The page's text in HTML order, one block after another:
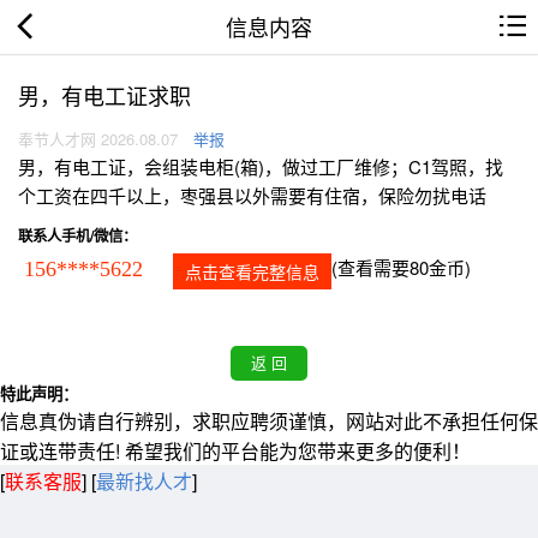
信息内容
男，有电工证求职
奉节人才网 2026.08.07 举报
男，有电工证，会组装电柜(箱)，做过工厂维修；C1驾照，找
个工资在四千以上，枣强县以外需要有住宿，保险勿扰电话
联系人手机/微信：
156****5622 点击查看完整信息 (查看需要80金币)
特此声明：
信息真伪请自行辨别，求职应聘须谨慎，网站对此不承担任何保
证或连带责任! 希望我们的平台能为您带来更多的便利！
[联系客服] [最新找人才]